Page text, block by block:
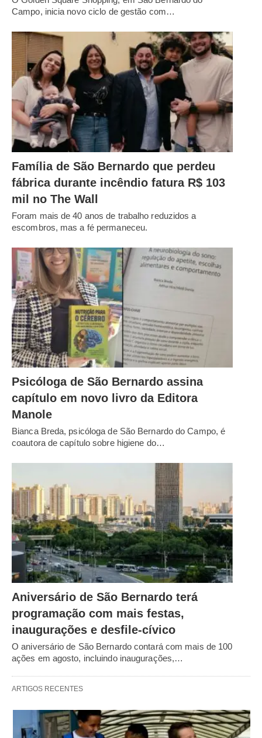
Campo, inicia novo ciclo de gestão com…
Família de São Bernardo que perdeu
fábrica durante incêndio fatura R$ 103
mil no The Wall
Foram mais de 40 anos de trabalho reduzidos a
escombros, mas a fé permaneceu.
Psicóloga de São Bernardo assina
capítulo em novo livro da Editora
Manole
Bianca Breda, psicóloga de São Bernardo do Campo, é
coautora de capítulo sobre higiene do…
Aniversário de São Bernardo terá
programação com mais festas,
inaugurações e desfile-cívico
O aniversário de São Bernardo contará com mais de 100
ações em agosto, incluindo inaugurações,…
ARTIGOS RECENTES